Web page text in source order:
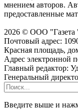
мнением авторов.
предоставленные
2026 © ООО "Газета
Почтовый адрес:
Красная площадь,
Адрес электронной
Главный редактор:
Генеральный
Введите выше и